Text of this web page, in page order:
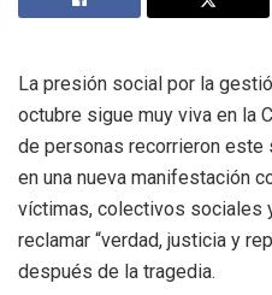
La presión social por la
octubre sigue muy viva en la
de personas recorrieron este
en una nueva manifestación
víctimas, colectivos sociales
reclamar “verdad, justicia y
después de la tragedia.